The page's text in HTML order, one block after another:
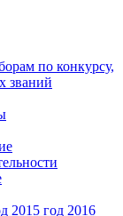
по конкурсу,
званий
2015 год 2016